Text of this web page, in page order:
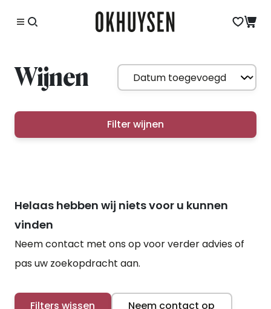
Wijnen
Filter wijnen
Helaas hebben wij niets voor u kunnen
vinden
Neem contact met ons op voor verder advies of
pas uw zoekopdracht aan.
Filters wissen Neem contact op